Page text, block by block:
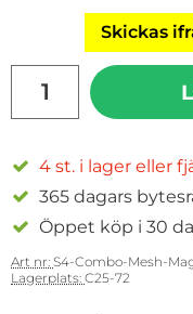
Skickas
4 st. i lager eller
365 dagars
Öppet köp i 30
Art nr: S4-Combo-Mesh-
Lagerplats: C25-72